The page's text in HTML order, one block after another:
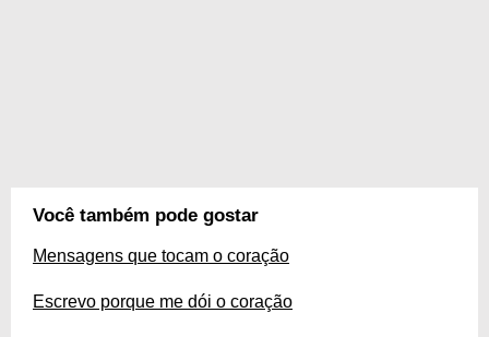
Você também pode gostar
Mensagens que tocam o coração
Escrevo porque me dói o coração